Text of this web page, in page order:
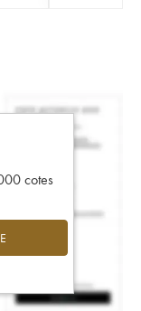
cotes